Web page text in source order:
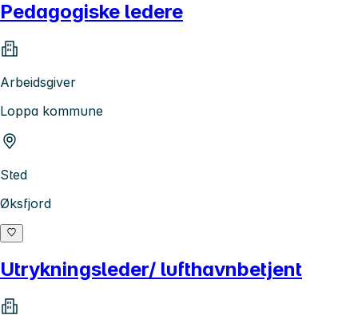
Pedagogiske ledere
Arbeidsgiver
Loppa kommune
Sted
Øksfjord
Utrykningsleder/ lufthavnbetjent